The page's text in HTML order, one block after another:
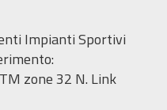
Impianti Sportivi
zone 32 N. Link